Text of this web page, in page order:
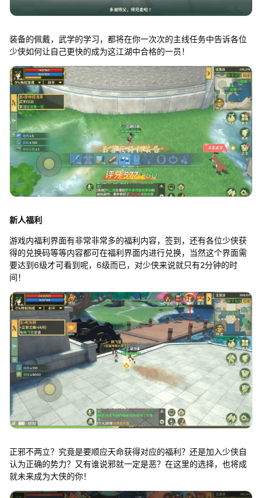
装备的佩戴，武学的学习，都将在你一次次的主线任务中告诉各位
少侠如何让自己更快的成为这江湖中合格的一员！
新人福利
游戏内福利界面有非常非常多的福利内容，签到，还有各位少侠获
得的兑换码等等内容都可在福利界面内进行兑换，当然这个界面需
要达到6级才可看到呢，6级而已，对少侠来说就只有2分钟的时
间！
正邪不两立？究竟是要顺应天命获得对应的福利？还是加入少侠自
认为正确的势力？又有谁说邪就一定是恶？在这里的选择，也将成
就未来成为大侠的你！